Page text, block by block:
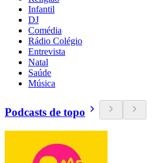
Infantil
DJ
Comédia
Rádio Colégio
Entrevista
Natal
Saúde
Música
Podcasts de topo